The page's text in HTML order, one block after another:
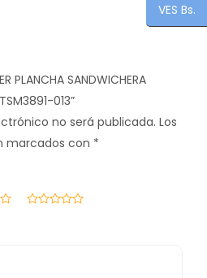
SANDWICHERA
013”
no será publicada. Los
marcados con *
VES Bs.